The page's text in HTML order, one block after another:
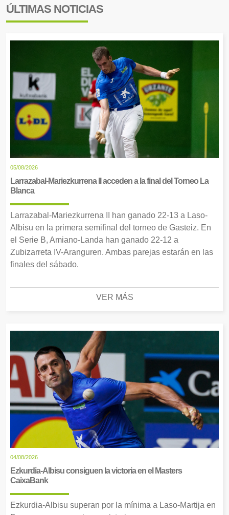
ÚLTIMAS NOTICIAS
05/08/2026
Larrazabal-Mariezkurrena II acceden a la final del Torneo La
Blanca
Larrazabal-Mariezkurrena II han ganado 22-13 a Laso-
Albisu en la primera semifinal del torneo de Gasteiz. En
el Serie B, Amiano-Landa han ganado 22-12 a
Zubizarreta IV-Aranguren. Ambas parejas estarán en las
finales del sábado.
VER MÁS
04/08/2026
Ezkurdia-Albisu consiguen la victoria en el Masters
CaixaBank
Ezkurdia-Albisu superan por la mínima a Laso-Martija en